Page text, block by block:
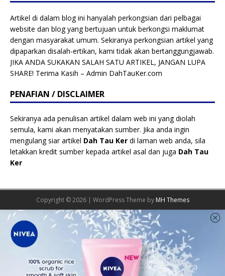
Artikel di dalam blog ini hanyalah perkongsian dari pelbagai
website dan blog yang bertujuan untuk berkongsi maklumat
dengan masyarakat umum. Sekiranya perkongsian artikel yang
dipaparkan disalah-ertikan, kami tidak akan bertanggungjawab.
JIKA ANDA SUKAKAN SALAH SATU ARTIKEL, JANGAN LUPA
SHARE! Terima Kasih – Admin DahTauKer.com
PENAFIAN / DISCLAIMER
Sekiranya ada penulisan artikel dalam web ini yang diolah
semula, kami akan menyatakan sumber. Jika anda ingin
mengulang siar artikel Dah Tau Ker di laman web anda, sila
letakkan kredit sumber kepada artikel asal dan juga Dah Tau
Ker
Copyright © 2026 | WordPress Theme by MH Themes